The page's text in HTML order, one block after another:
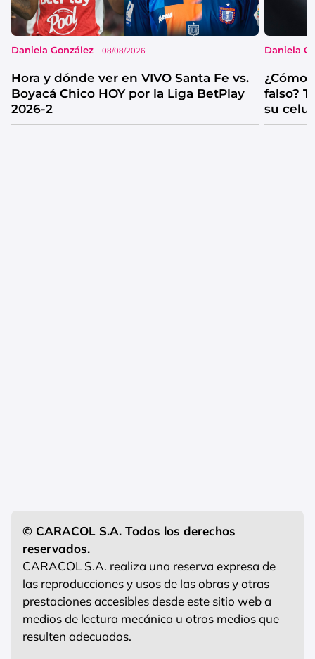
Daniela González 08/08/2026
Hora y dónde ver en VIVO Santa Fe vs.
Boyacá Chico HOY por la Liga BetPlay
2026-2
Daniela
¿Cómo
falso?
su
© CARACOL S.A. Todos los derechos
reservados.
CARACOL S.A. realiza una reserva expresa de
las reproducciones y usos de las obras y otras
prestaciones accesibles desde este sitio web a
medios de lectura mecánica u otros medios que
resulten adecuados.